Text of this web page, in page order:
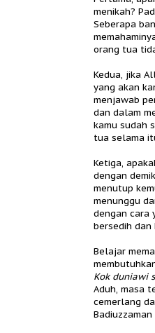
menikah?
Seberapa
orang tua
Kedua, jika
yang akan
menjawab
dan dalam
kamu sudah
tua selama
Ketiga,
dengan
menutup
menunggu
dengan cara
bersedih
Belajar
Kok duniawi
Aduh, masa
cemerlang